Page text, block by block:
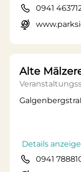
0941
Alte
Details
0941